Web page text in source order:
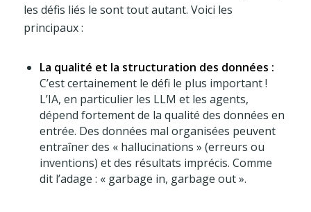
les défis liés le sont tout autant. Voici les
principaux :
La qualité et la structuration des données :
C’est certainement le défi le plus important !
L’IA, en particulier les LLM et les agents,
dépend fortement de la qualité des données en
entrée. Des données mal organisées peuvent
entraîner des « hallucinations » (erreurs ou
inventions) et des résultats imprécis. Comme
dit l’adage : « garbage in, garbage out ».